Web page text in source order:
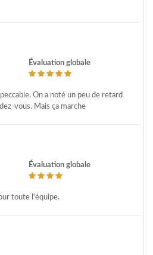
Évaluation globale
On a noté un peu de retard
vous. Mais ça marche
Évaluation globale
toute l'équipe.